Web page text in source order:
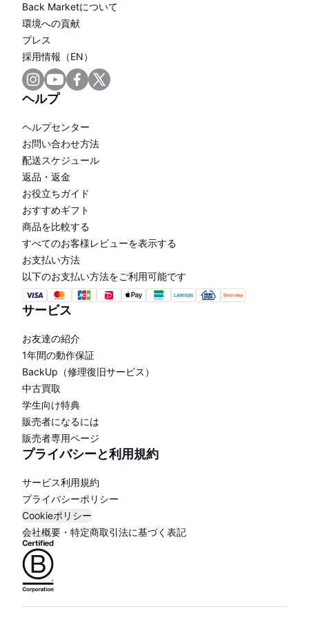
Back Marketについて
環境への貢献
プレス
採用情報（EN）
ヘルプ
ヘルプセンター
お問い合わせ方法
配送スケジュール
返品・返金
お役立ちガイド
おすすめギフト
商品を比較する
すべてのお客様レビューを表示する
お支払い方法
以下のお支払い方法をご利用可能です
サービス
お友達の紹介
1年間の動作保証
BackUp（修理復旧サービス）
中古買取
学生向け特典
販売者になるには
販売者専用ページ
プライバシーと利用規約
サービス利用規約
プライバシーポリシー
Cookieポリシー
会社概要・特定商取引法に基づく表記